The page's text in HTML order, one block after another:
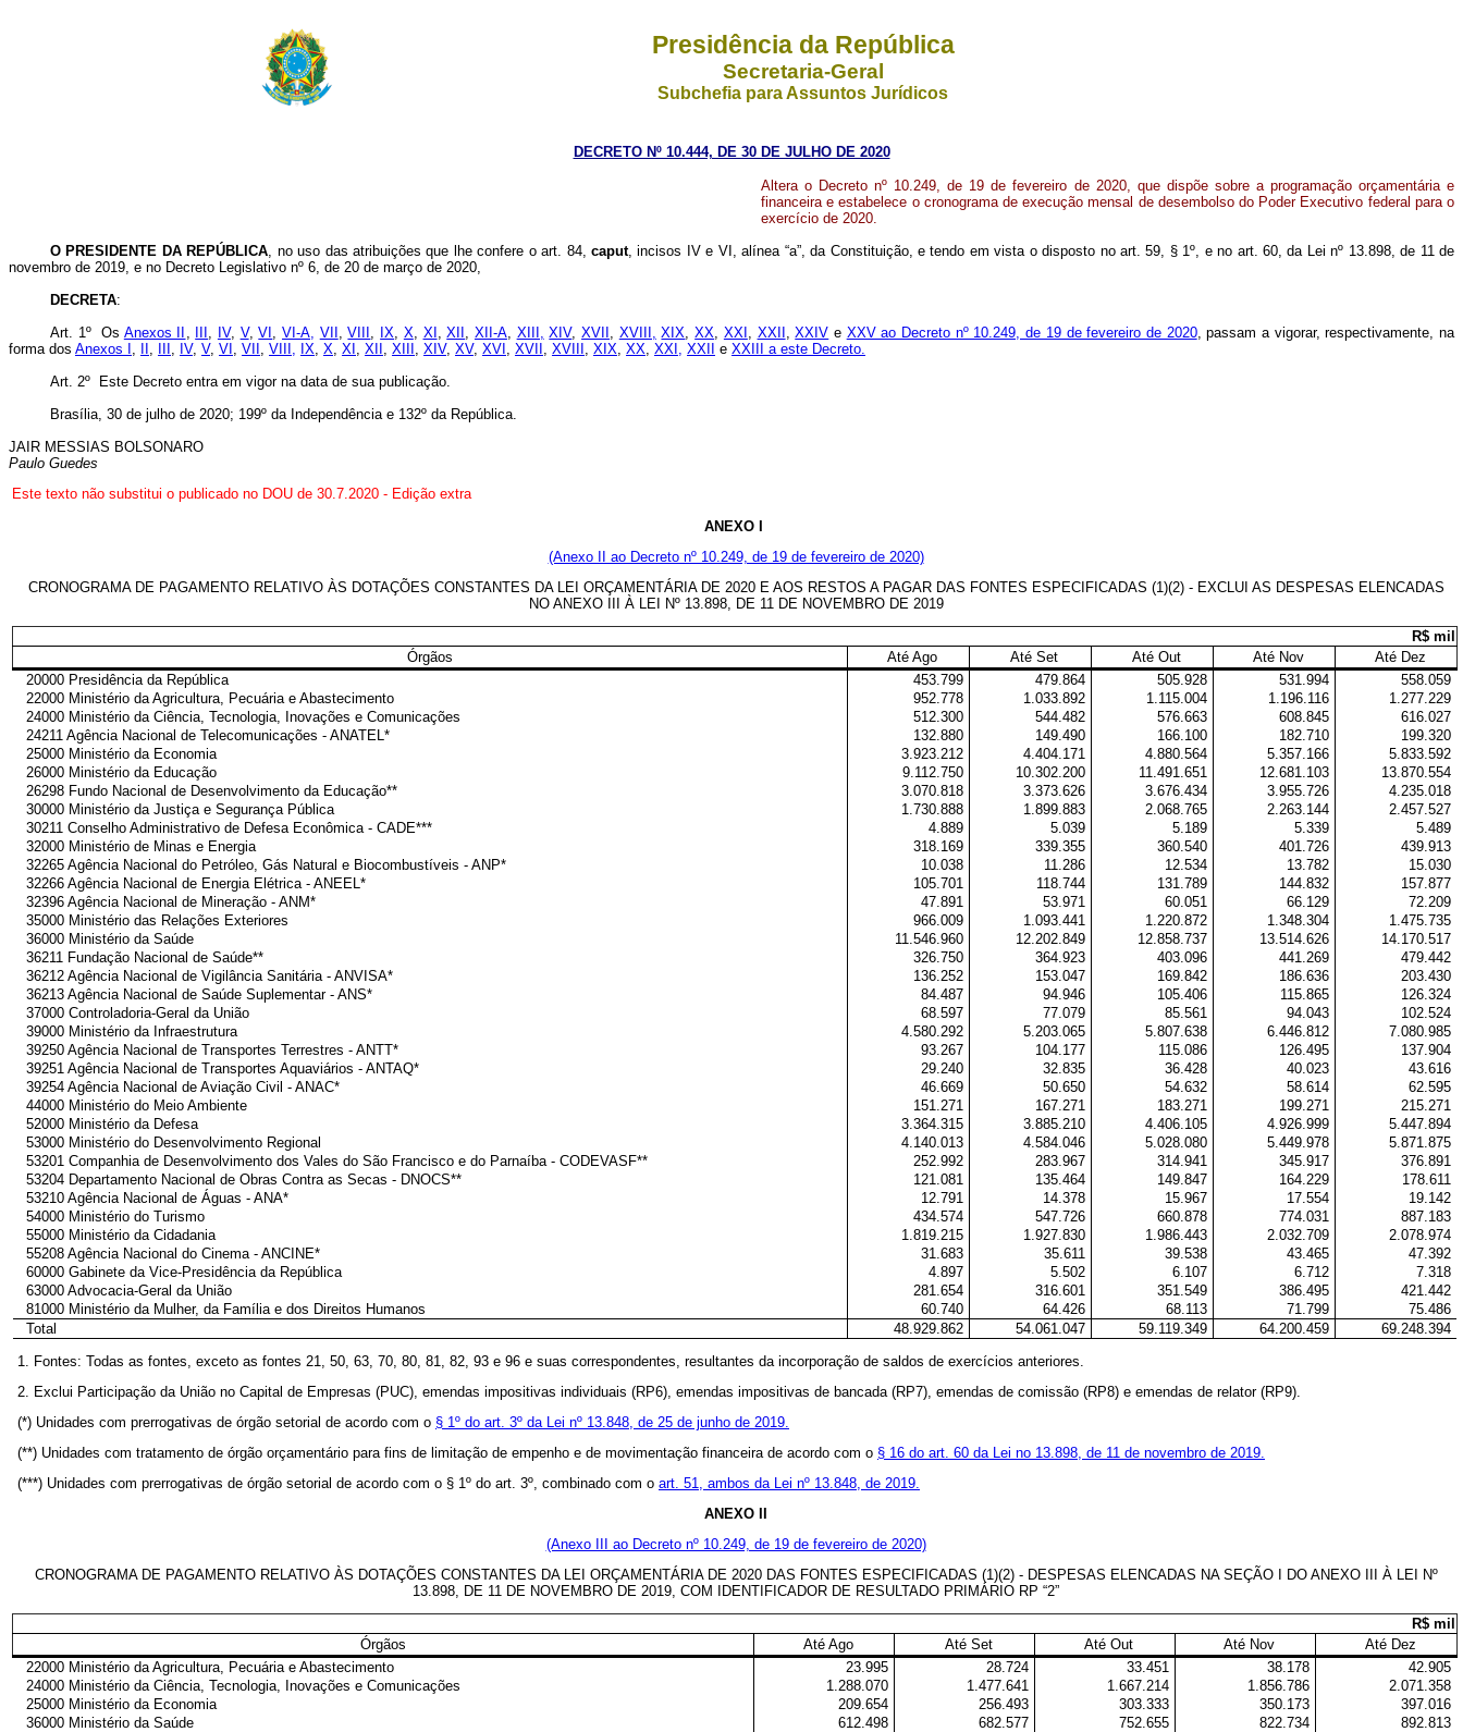
Presidência da República
Secretaria-Geral
Subchefia para Assuntos Jurídicos
DECRETO Nº 10.444, DE 30 DE JULHO DE 2020
Altera o Decreto nº 10.249, de 19 de fevereiro de 2020, que dispõe sobre a programação orçamentária e
financeira e estabelece o cronograma de execução mensal de desembolso do Poder Executivo federal para o
exercício de 2020.
O PRESIDENTE DA REPÚBLICA, no uso das atribuições que lhe confere o art. 84,caput, incisos IV e VI, alínea “a”, da Constituição, e tendo em vista o disposto no art. 59, § 1º, e no art. 60, da Lei nº 13.898, de 11 de
novembro de 2019, e no Decreto Legislativo nº 6, de 20 de março de 2020,
DECRETA:
Art. 1º Os Anexos II , , IV, V,VI ,VI-A, VII ,VIII , IX, X, XI ,XII , XII-A, XIII, XIV,XVII , XVIII, XIX,XX, XXI , XXII ,XXIV e XXV ao Decreto nº 10.249, de 19 de fevereiro de 2020, passam a vigorar, respectivamente, na
forma dos Anexos I , , , IV, V, VI , VII , VIII, IX, X, XI , XII , XIII , XIV, XV, XVI , XVII , XVIII , XIX, XX, XXI, XXII e XXIII a este Decreto.
Art. 2º Este Decreto entra em vigor na data de sua publicação.
Brasília, 30 de julho de 2020; 199º da Independência e 132º da República.
JAIR MESSIAS BOLSONARO
Paulo Guedes
Este texto não substitui o publicado no DOU de 30.7.2020 - Edição extra
ANEXO I
(Anexo II ao Decreto nº 10.249, de 19 de fevereiro de 2020)
CRONOGRAMA DE PAGAMENTO RELATIVO ÀS DOTAÇÕES CONSTANTES DA LEI ORÇAMENTÁRIA DE 2020 E AOS RESTOS A PAGAR DAS FONTES ESPECIFICADAS (1)(2) - EXCLUI AS DESPESAS ELENCADAS
NO ANEXO III À LEI Nº 13.898, DE 11 DE NOVEMBRO DE 2019
R$ mil
Órgãos
Até Ago Até Set Até Out Até Nov
Até Dez
20000 Presidência da República
453.799 479.864 505.928 531.994
558.059
22000 Ministério da Agricultura, Pecuária e Abastecimento
952.778 1.033.892 1.115.004 1.196.116
1.277.229
24000 Ministério da Ciência, Tecnologia, Inovações e Comunicações
512.300 544.482 576.663 608.845
616.027
24211 Agência Nacional de Telecomunicações - ANATEL*
132.880 149.490 166.100 182.710
199.320
25000 Ministério da Economia
3.923.212 4.404.171 4.880.564 5.357.166
5.833.592
26000 Ministério da Educação
9.112.750 10.302.200 11.491.651 12.681.103
13.870.554
26298 Fundo Nacional de Desenvolvimento da Educação**
3.070.818 3.373.626 3.676.434 3.955.726
4.235.018
30000 Ministério da Justiça e Segurança Pública
1.730.888 1.899.883 2.068.765 2.263.144
2.457.527
30211 Conselho Administrativo de Defesa Econômica - CADE***
4.889 5.039 5.189 5.339
5.489
32000 Ministério de Minas e Energia
318.169 339.355 360.540 401.726
439.913
32265 Agência Nacional do Petróleo, Gás Natural e Biocombustíveis - ANP*
10.038 11.286 12.534 13.782
15.030
32266 Agência Nacional de Energia Elétrica - ANEEL*
105.701 118.744 131.789 144.832
157.877
32396 Agência Nacional de Mineração - ANM*
47.891 53.971 60.051 66.129
72.209
35000 Ministério das Relações Exteriores
966.009 1.093.441 1.220.872 1.348.304
1.475.735
36000 Ministério da Saúde
11.546.960 12.202.849 12.858.737 13.514.626
14.170.517
36211 Fundação Nacional de Saúde**
326.750 364.923 403.096 441.269
479.442
36212 Agência Nacional de Vigilância Sanitária - ANVISA*
136.252 153.047 169.842 186.636
203.430
36213 Agência Nacional de Saúde Suplementar - ANS*
84.487 94.946 105.406 115.865
126.324
37000 Controladoria-Geral da União
68.597 77.079 85.561 94.043
102.524
39000 Ministério da Infraestrutura
4.580.292 5.203.065 5.807.638 6.446.812
7.080.985
39250 Agência Nacional de Transportes Terrestres - ANTT*
93.267 104.177 115.086 126.495
137.904
39251 Agência Nacional de Transportes Aquaviários - ANTAQ*
29.240 32.835 36.428 40.023
43.616
39254 Agência Nacional de Aviação Civil - ANAC*
46.669 50.650 54.632 58.614
62.595
44000 Ministério do Meio Ambiente
151.271 167.271 183.271 199.271
215.271
52000 Ministério da Defesa
3.364.315 3.885.210 4.406.105 4.926.999
5.447.894
53000 Ministério do Desenvolvimento Regional
4.140.013 4.584.046 5.028.080 5.449.978
5.871.875
53201 Companhia de Desenvolvimento dos Vales do São Francisco e do Parnaíba - CODEVASF**
252.992 283.967 314.941 345.917
376.891
53204 Departamento Nacional de Obras Contra as Secas - DNOCS**
121.081 135.464 149.847 164.229
178.611
53210 Agência Nacional de Águas - ANA*
12.791 14.378 15.967 17.554
19.142
54000 Ministério do Turismo
434.574 547.726 660.878 774.031
887.183
55000 Ministério da Cidadania
1.819.215 1.927.830 1.986.443 2.032.709
2.078.974
55208 Agência Nacional do Cinema - ANCINE*
31.683 35.611 39.538 43.465
47.392
60000 Gabinete da Vice-Presidência da República
4.897 5.502 6.107 6.712
7.318
63000 Advocacia-Geral da União
281.654 316.601 351.549 386.495
421.442
81000 Ministério da Mulher, da Família e dos Direitos Humanos
60.740 64.426 68.113 71.799
75.486
Total
48.929.862 54.061.047 59.119.349 64.200.459
69.248.394
1. Fontes: Todas as fontes, exceto as fontes 21, 50, 63, 70, 80, 81, 82, 93 e 96 e suas correspondentes, resultantes da incorporação de saldos de exercícios anteriores.
2. Exclui Participação da União no Capital de Empresas (PUC), emendas impositivas individuais (RP6), emendas impositivas de bancada (RP7), emendas de comissão (RP8) e emendas de relator (RP9).
(*) Unidades com prerrogativas de órgão setorial de acordo com o § 1º do art. 3º da Lei nº 13.848, de 25 de junho de 2019.
(**) Unidades com tratamento de órgão orçamentário para fins de limitação de empenho e de movimentação financeira de acordo com o § 16 do art. 60 da Lei no 13.898, de 11 de novembro de 2019.
(***) Unidades com prerrogativas de órgão setorial de acordo com o § 1º do art. 3º, combinado com o art. 51, ambos da Lei nº 13.848, de 2019.
ANEXO II
(Anexo III ao Decreto nº 10.249, de 19 de fevereiro de 2020)
CRONOGRAMA DE PAGAMENTO RELATIVO ÀS DOTAÇÕES CONSTANTES DA LEI ORÇAMENTÁRIA DE 2020 DAS FONTES ESPECIFICADAS (1)(2) - DESPESAS ELENCADAS NA SEÇÃO I DO ANEXO III À LEI Nº
13.898, DE 11 DE NOVEMBRO DE 2019, COM IDENTIFICADOR DE RESULTADO PRIMÁRIO RP “2”
R$ mil
Órgãos
Até Ago Até Set Até Out Até Nov
Até Dez
22000 Ministério da Agricultura, Pecuária e Abastecimento
23.995 28.724 33.451 38.178
42.905
24000 Ministério da Ciência, Tecnologia, Inovações e Comunicações
1.288.070 1.477.641 1.667.214 1.856.786
2.071.358
25000 Ministério da Economia
209.654 256.493 303.333 350.173
397.016
36000 Ministério da Saúde
612.498 682.577 752.655 822.734
892.813